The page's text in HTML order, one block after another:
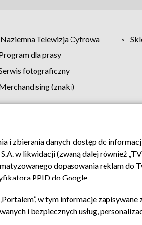
Naziemna Telewizja Cyfrowa
Program dla prasy
fotograficzny
Merchandising (znaki)
Biuro reklamy Kontakt
i zbierania danych, dostęp do
w likwidacji (zwaną dalej również
dopasowania reklam do
PPID do Google.
w tym informacje
i bezpiecznych usług,